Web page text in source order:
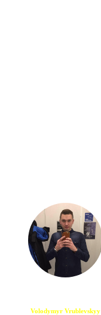
Volodymyr Vrublevskyy